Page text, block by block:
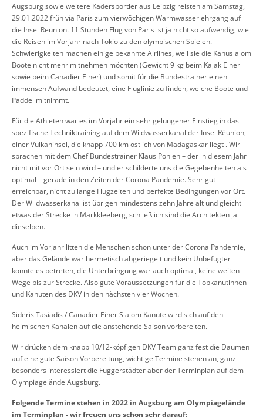
Augsburg sowie weitere Kadersportler aus Leipzig reisten am Samstag,
29.01.2022 früh via Paris zum vierwöchigen Warmwasserlehrgang auf
die Insel Reunion. 11 Stunden Flug von Paris ist ja nicht so aufwendig, wie
die Reisen im Vorjahr nach Tokio zu den olympischen Spielen.
Schwierigkeiten machen einige bekannte Airlines, weil sie die Kanuslalom
Boote nicht mehr mitnehmen möchten (Gewicht 9 kg beim Kajak Einer
sowie beim Canadier Einer) und somit für die Bundestrainer einen
immensen Aufwand bedeutet, eine Fluglinie zu finden, welche Boote und
Paddel mitnimmt.
Für die Athleten war es im Vorjahr ein sehr gelungener Einstieg in das
spezifische Techniktraining auf dem Wildwasserkanal der Insel Réunion,
einer Vulkaninsel, die knapp 700 km östlich von Madagaskar liegt . Wir
sprachen mit dem Chef Bundestrainer Klaus Pohlen – der in diesem Jahr
nicht mit vor Ort sein wird – und er schilderte uns die Gegebenheiten als
optimal – gerade in den Zeiten der Corona Pandemie. Sehr gut
erreichbar, nicht zu lange Flugzeiten und perfekte Bedingungen vor Ort.
Der Wildwasserkanal ist übrigen mindestens zehn Jahre alt und gleicht
etwas der Strecke in Markkleeberg, schließlich sind die Architekten ja
dieselben.
Auch im Vorjahr litten die Menschen schon unter der Corona Pandemie,
aber das Gelände war hermetisch abgeriegelt und kein Unbefugter
konnte es betreten, die Unterbringung war auch optimal, keine weiten
Wege bis zur Strecke. Also gute Voraussetzungen für die Topkanutinnen
und Kanuten des DKV in den nächsten vier Wochen.
Sideris Tasiadis / Canadier Einer Slalom Kanute wird sich auf den
heimischen Kanälen auf die anstehende Saison vorbereiten.
Wir drücken dem knapp 10/12-köpfigen DKV Team ganz fest die Daumen
auf eine gute Saison Vorbereitung, wichtige Termine stehen an, ganz
besonders interessiert die Fuggerstädter aber der Terminplan auf dem
Olympiagelände Augsburg.
Folgende Termine stehen in 2022 in Augsburg am Olympiagelände
im Terminplan - wir freuen uns schon sehr darauf: